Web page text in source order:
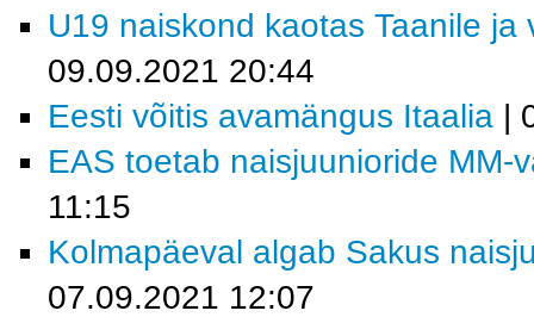
U19 naiskond kaotas Taanile
09.09.2021 20:44
Eesti võitis avamängus Itaalia |
EAS toetab naisjuunioride MM-
11:15
Kolmapäeval algab Sakus
07.09.2021 12:07